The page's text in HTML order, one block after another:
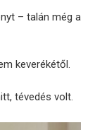
– talán még a
keverékétől.
tévedés volt.